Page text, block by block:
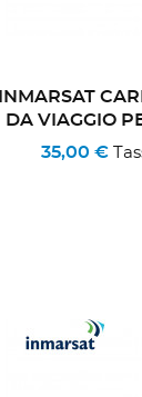
INMARSAT
DA VIAGGIO
35,00 €